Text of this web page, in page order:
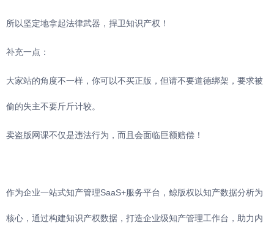
所以坚定地拿起法律武器，捍卫知识产权！
补充一点：
大家站的角度不一样，你可以不买正版，但请不要道德绑架，要求被
偷的失主不要斤斤计较。
卖盗版网课不仅是违法行为，而且会面临巨额赔偿！
作为企业一站式知产管理SaaS+服务平台，鲸版权以知产数据分析为
核心，通过构建知识产权数据，打造企业级知产管理工作台，助力内